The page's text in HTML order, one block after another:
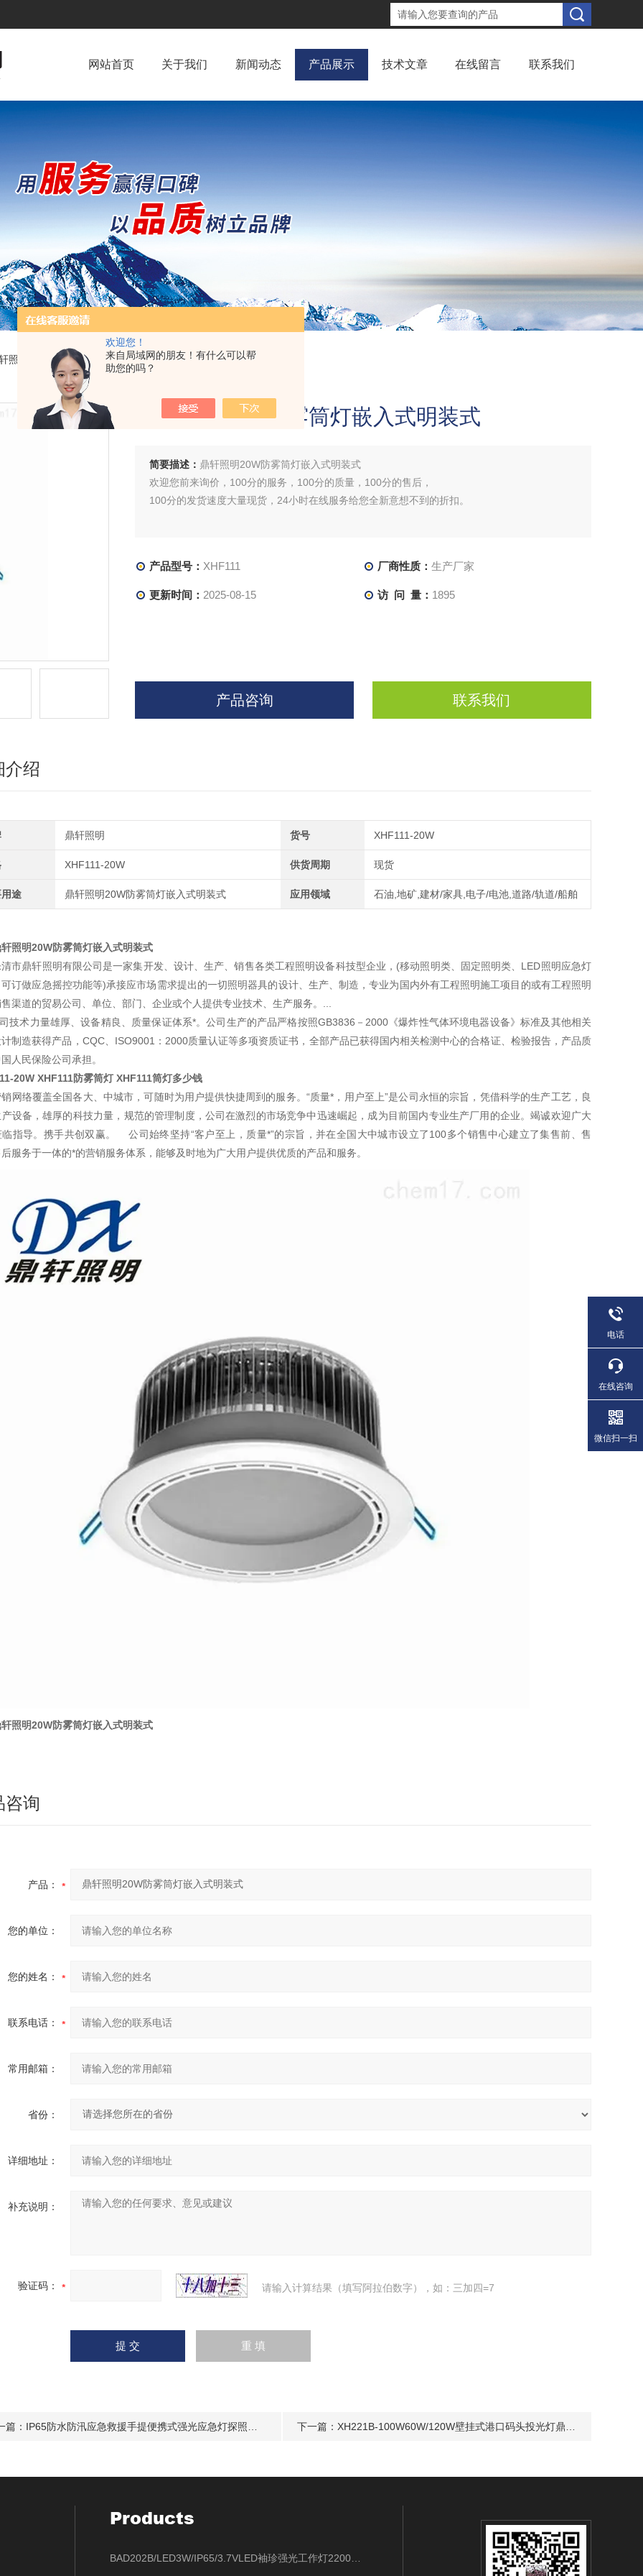
欢迎您！
来自局域网的朋友！有什么可以帮
助您的吗？
网站首页 关于我们 新闻动态 产品展示 技术文章 在线留言 联系我们
照明20W防雾筒灯嵌入式明装式
鼎轩照明20W防雾筒灯嵌入式明装式
简要描述： 鼎轩照明20W防雾筒灯嵌入式明装式
欢迎您前来询价，100分的服务，100分的质量，100分的售后，
100分的发货速度大量现货，24小时在线服务给您全新意想不到的折扣。
产品型号： XHF111 厂商性质： 生产厂家
更新时间： 2025-08-15 访 问 量： 1895
产品咨询 联系我们
介绍
鼎轩照明 货号 XHF111-20W
XHF111-20W 供货周期 现货
途 鼎轩照明20W防雾筒灯嵌入式明装式 应用领域 石油,地矿,建材/家具,电子/电池,道路/轨道/船舶
照明20W防雾筒灯嵌入式明装式
市鼎轩照明有限公司是一家集开发、设计、生产、销售各类工程照明设备科技型企业，(移动照明类、固定照明类、LED照明应急灯
订做应急摇控功能等)承接应市场需求提出的一切照明器具的设计、生产、制造，专业为国内外有工程照明施工项目的或有工程照明
渠道的贸易公司、单位、部门、企业或个人提供专业技术、生产服务。...
术力量雄厚、设备精良、质量保证体系*。公司生产的产品严格按照GB3836－2000《爆炸性气体环境电器设备》标准及其他相关
制造获得产品，CQC、ISO9001：2000质量认证等多项资质证书，全部产品已获得国内相关检测中心的合格证、检验报告，产品质
人民保险公司承担。
20W XHF111防雾筒灯 XHF111筒灯多少钱
网络覆盖全国各大、中城市，可随时为用户提供快捷周到的服务。“质量*，用户至上”是公司永恒的宗旨，凭借科学的生产工艺，良
设备，雄厚的科技力量，规范的管理制度，公司在激烈的市场竞争中迅速崛起，成为目前国内专业生产厂用的企业。竭诚欢迎广大
临指导。携手共创双赢。 公司始终坚持“客户至上，质量*”的宗旨，并在全国大中城市设立了100多个销售中心建立了集售前、售
服务于一体的*的营销服务体系，能够及时地为广大用户提供优质的产品和服务。
照明20W防雾筒灯嵌入式明装式
咨询
产品：
您的单位：
您的姓名：
联系电话：
常用邮箱：
省份：
详细地址：
补充说明：
验证码： 请输入计算结果（填写阿拉伯数字），如：三加四=7
篇： IP65防水防汛应急救援手提便携式强光应急灯探照灯9W 下一篇： XH221B-100W60W/120W壁挂式港口码头投光灯鼎轩照明
Products
电话
在线咨询
微信扫一扫